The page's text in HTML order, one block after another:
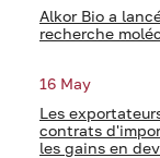
Alkor Bio a
recherche
16 May
Les
contrats
les gains en